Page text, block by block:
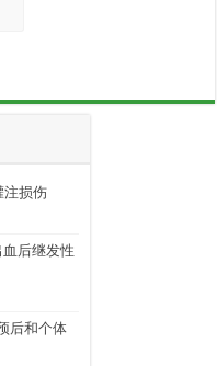
注损伤
后继发性
后和个体